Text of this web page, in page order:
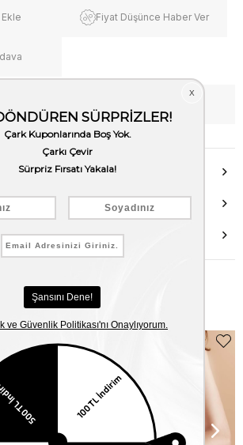
Fiyat Düşünce Haber Ver
Benzer Ürünler
KODUYLA
%5